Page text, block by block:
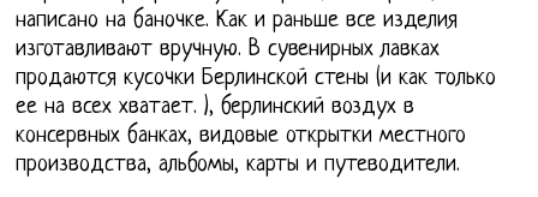
написано на баночке. Как и раньше все изделия
изготавливают вручную. В сувенирных лавках
продаются кусочки Берлинской стены (и как только
ее на всех хватает. ), берлинский воздух в
консервных банках, видовые открытки местного
производства, альбомы, карты и путеводители.